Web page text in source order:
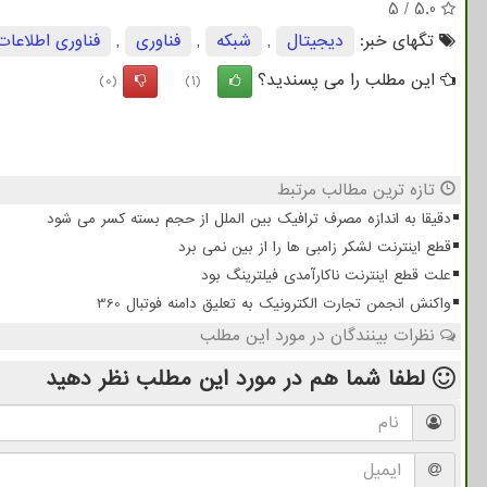
5.0
/
5
تگهای خبر:
دیجیتال , شبكه , فناوری ,
فناوری
این مطلب را می پسندید؟
(1)
(0)
تازه ترین مطالب مرتبط
دقیقا به اندازه مصرف ترافیک بین الملل از حجم بسته کسر می شود
قطع اینترنت لشکر زامبی ها را از بین نمی برد
علت قطع اینترنت ناکارآمدی فیلترینگ بود
واکنش انجمن تجارت الکترونیک به تعلیق دامنه فوتبال 360
نظرات بینندگان در مورد این مطلب
لطفا شما هم در مورد این مطلب نظر دهید